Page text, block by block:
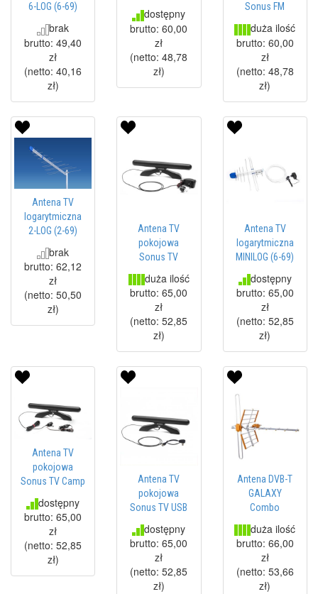
6-LOG (6-69)
brak
brutto:49,40
zł
(netto:40,16
zł)
dostępny
brutto:60,00
zł
(netto:48,78
zł)
Sonus FM
duża ilość
brutto: 60,00
zł
(netto: 48,78
zł)
Antena TV
logarytmiczna
2-LOG (2-69)
brak
brutto:62,12
zł
(netto:50,50
zł)
Antena TV
pokojowa
Sonus TV
duża ilość
brutto:65,00
zł
(netto:52,85
zł)
Antena TV
logarytmiczna
MINILOG (6-69)
dostępny
brutto: 65,00
zł
(netto: 52,85
zł)
Antena TV
pokojowa
Sonus TV Camp
dostępny
brutto:65,00
zł
(netto:52,85
zł)
Antena TV
pokojowa
Sonus TV USB
dostępny
brutto:65,00
zł
(netto:52,85
zł)
Antena DVB-T
GALAXY
Combo
duża ilość
brutto: 66,00
zł
(netto: 53,66
zł)